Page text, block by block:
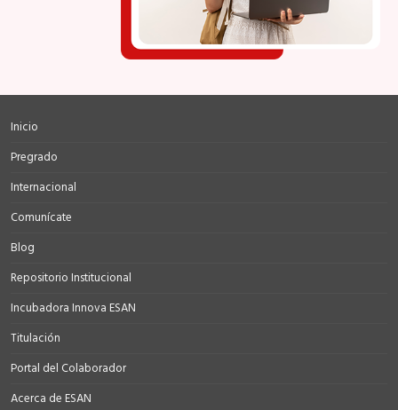
Inicio
Pregrado
Internacional
Comunícate
Blog
Repositorio Institucional
Incubadora Innova ESAN
Titulación
Portal del Colaborador
Acerca de ESAN